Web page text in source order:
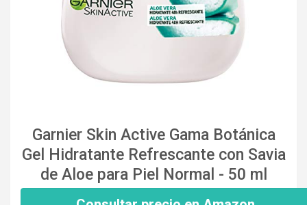
Garnier Skin Active Gama Botánica
Gel Hidratante Refrescante con Savia
de Aloe para Piel Normal - 50 ml